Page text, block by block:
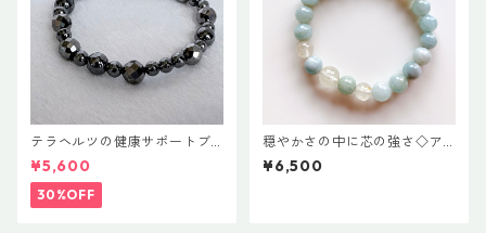
テラヘルツの健康サポートブ
レス
¥5,600
30%OFF
穏やかさの中に芯の強さ◇ア
クアマリンとルチルのブレス
レット
¥6,500